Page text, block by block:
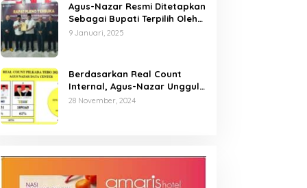
Agus-Nazar Resmi Ditetapkan
Sebagai Bupati Terpilih Oleh
KPU Kabupaten Tebo
9 Januari, 2025
Berdasarkan Real Count
Internal, Agus-Nazar Unggul
61 Persen dari Aspan-Tono
28 November, 2024